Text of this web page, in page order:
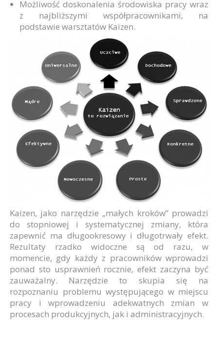
Możliwość doskonalenia środowiska pracy wraz
z najbliższymi współpracownikami, na
podstawie warsztatów Kaizen.
Kaizen, jako narzędzie „małych kroków” prowadzi
do stopniowej i systematycznej zmiany, która
zapewnić ma długookresowy i długotrwały efekt.
Rezultaty rzadko widoczne są od razu, w
momencie, gdy każdy z pracowników wprowadzi
ponad sto usprawnień rocznie, efekt zaczyna być
zauważalny. Narzędzie to skupia się na
rozpoznaniu problemu występującego w miejscu
pracy i wprowadzeniu adekwatnych zmian w
procesach produkcyjnych, jak i administracyjnych.